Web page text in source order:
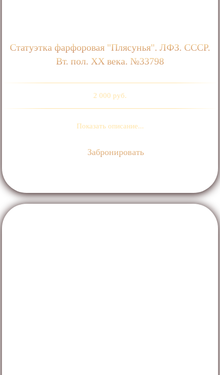
Статуэтка фарфоровая "Плясунья". ЛФЗ. СССР.
Вт. пол. ХХ века. №33798
2 000 руб.
Показать описание...
Забронировать